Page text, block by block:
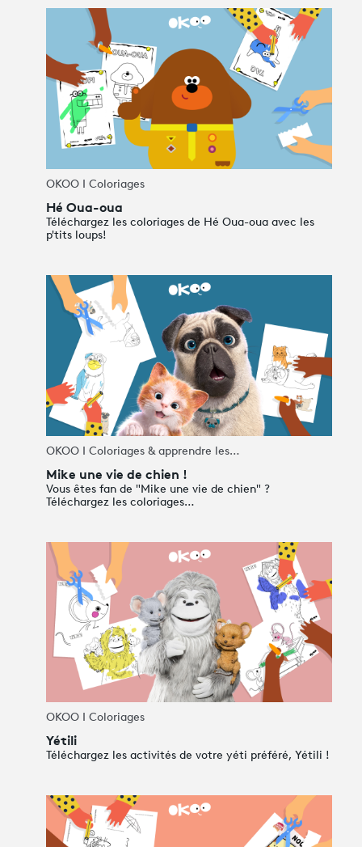
Hé Oua-oua
Téléchargez les coloriages de Hé Oua-oua avec les
p'tits loups!
OKOO I Coloriages
Mike une vie de chien !
Vous êtes fan de "Mike une vie de chien" ?
Téléchargez les coloriages…
OKOO I Coloriages & apprendre les…
Yétili
Téléchargez les activités de votre yéti préféré, Yétili !
OKOO I Coloriages